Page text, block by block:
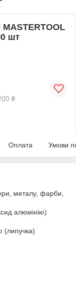
шт
₴
Оплата Умови
металу, фарби,
алюмінію)
(липучка)